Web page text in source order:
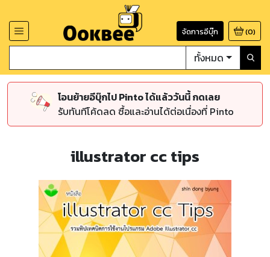
จัดการอีบุ๊ก (0)
ทั้งหมด
โอนย้ายอีบุ๊กไป Pinto ได้แล้ววันนี้ กดเลย
รับทันทีโค้ดลด ซื้อและอ่านได้ต่อเนื่องที่ Pinto
illustrator cc tips